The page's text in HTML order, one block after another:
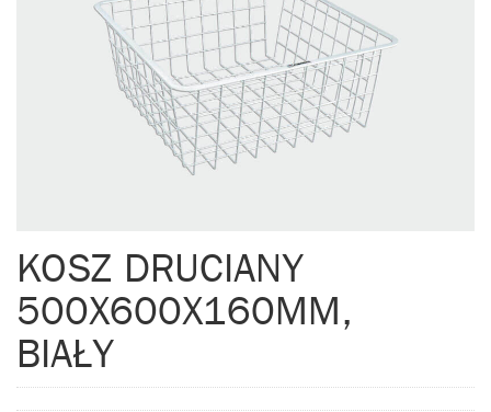
KOSZ DRUCIANY
500X600X160MM,
BIAŁY